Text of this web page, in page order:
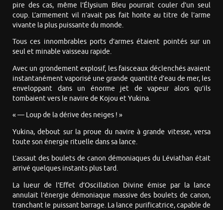
pire des cas, même l’Élysium Bleu pourrait couler d’un seul
coup. L’armement vil n’avait pas fait honte au titre de l’arme
vivante la plus puissante du monde.
Tous ces innombrables ports d’armes étaient pointés sur un
seul et minable vaisseau rapide.
Avec un grondement explosif, les faisceaux déclenchés avaient
instantanément vaporisé une grande quantité d’eau de mer, les
enveloppant dans un énorme jet de vapeur alors qu’ils
tombaient vers le navire de Kojou et Yukina.
« — Loup de la dérive des neiges ! »
Yukina, debout sur la proue du navire à grande vitesse, versa
toute son énergie rituelle dans sa lance.
L’assaut des boulets de canon démoniaques du Léviathan était
arrivé quelques instants plus tard.
La lueur de l’Effet d’Oscillation Divine émise par la lance
annulait l’énergie démoniaque massive des boulets de canon,
tranchant le puissant barrage. La lance purificatrice, capable de